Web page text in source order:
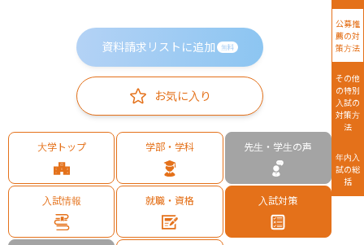
資料請求リストに追加 無料
お気に入り
大学トップ 学部・学科 先生・学生の声
入試情報 就職・資格 入試対策
公募推
薦の対
策方法
その他
の特別
入試の
対策方
法
年内入
試の総
括